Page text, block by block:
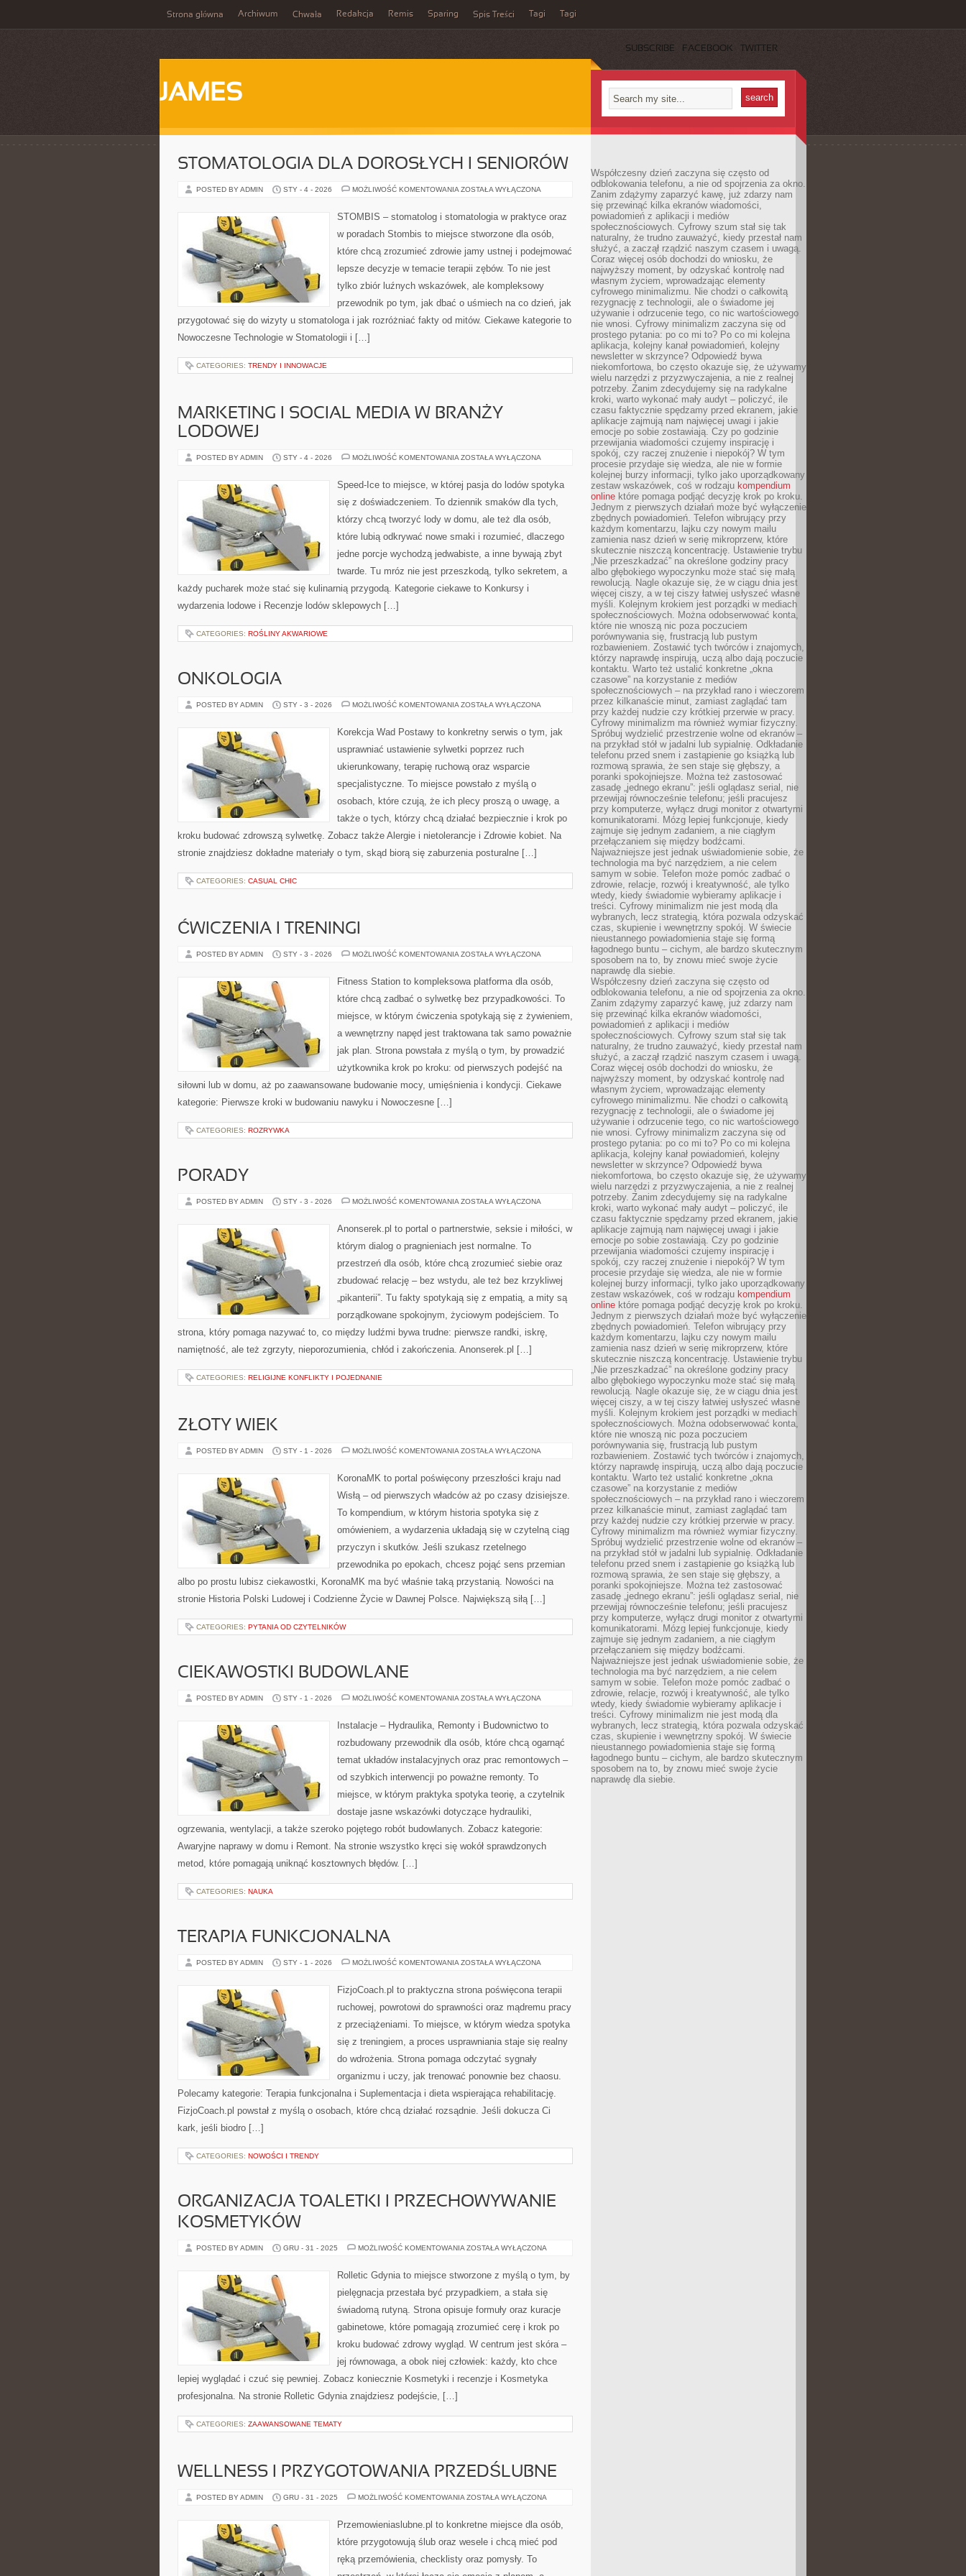
Strona główna Archiwum Chwała Redakcja Remis Sparing Spis Treści Tagi Tagi
SUBSCRIBE FACEBOOK TWITTER
JAMES
STOMATOLOGIA DLA DOROSŁYCH I SENIORÓW
POSTED BY ADMIN STY - 4 - 2026 MOŻLIWOŚĆ KOMENTOWANIA STOMATOLOGIA
SENIORÓW
ZOSTAŁA WYŁĄCZONA
STOMBIS – stomatolog i stomatologia w praktyce oraz
w poradach Stombis to miejsce stworzone dla osób,
które chcą zrozumieć zdrowie jamy ustnej i podejmować
lepsze decyzje w temacie terapii zębów. To nie jest
tylko zbiór luźnych wskazówek, ale kompleksowy
przewodnik po tym, jak dbać o uśmiech na co dzień, jak
przygotować się do wizyty u stomatologa i jak rozróżniać fakty od mitów. Ciekawe kategorie to
Nowoczesne Technologie w Stomatologii i […]
CATEGORIES: TRENDY I INNOWACJE
MARKETING I SOCIAL MEDIA W BRANŻY
LODOWEJ
POSTED BY ADMIN STY - 4 - 2026 MOŻLIWOŚĆ KOMENTOWANIA MARKETING
MEDIA
W
LODOWEJ
ZOSTAŁA WYŁĄCZONA
Speed-Ice to miejsce, w której pasja do lodów spotyka
się z doświadczeniem. To dziennik smaków dla tych,
którzy chcą tworzyć lody w domu, ale też dla osób,
które lubią odkrywać nowe smaki i rozumieć, dlaczego
jedne porcje wychodzą jedwabiste, a inne bywają zbyt
twarde. Tu mróz nie jest przeszkodą, tylko sekretem, a
każdy pucharek może stać się kulinarnią przygodą. Kategorie ciekawe to Konkursy i
wydarzenia lodowe i Recenzje lodów sklepowych […]
CATEGORIES: ROŚLINY AKWARIOWE
ONKOLOGIA
POSTED BY ADMIN STY - 3 - 2026 MOŻLIWOŚĆ KOMENTOWANIA ONKOLOGIA
ZOSTAŁA WYŁĄCZONA
Korekcja Wad Postawy to konkretny serwis o tym, jak
usprawniać ustawienie sylwetki poprzez ruch
ukierunkowany, terapię ruchową oraz wsparcie
specjalistyczne. To miejsce powstało z myślą o
osobach, które czują, że ich plecy proszą o uwagę, a
także o tych, którzy chcą działać bezpiecznie i krok po
kroku budować zdrowszą sylwetkę. Zobacz także Alergie i nietolerancje i Zdrowie kobiet. Na
stronie znajdziesz dokładne materiały o tym, skąd biorą się zaburzenia posturalne […]
CATEGORIES: CASUAL CHIC
ĆWICZENIA I TRENINGI
POSTED BY ADMIN STY - 3 - 2026 MOŻLIWOŚĆ KOMENTOWANIA ĆWICZENIA
ZOSTAŁA WYŁĄCZONA
Fitness Station to kompleksowa platforma dla osób,
które chcą zadbać o sylwetkę bez przypadkowości. To
miejsce, w którym ćwiczenia spotykają się z żywieniem,
a wewnętrzny napęd jest traktowana tak samo poważnie
jak plan. Strona powstała z myślą o tym, by prowadzić
użytkownika krok po kroku: od pierwszych podejść na
siłowni lub w domu, aż po zaawansowane budowanie mocy, umięśnienia i kondycji. Ciekawe
kategorie: Pierwsze kroki w budowaniu nawyku i Nowoczesne […]
CATEGORIES: ROZRYWKA
PORADY
POSTED BY ADMIN STY - 3 - 2026 MOŻLIWOŚĆ KOMENTOWANIA PORADY
ZOSTAŁA WYŁĄCZONA
Anonserek.pl to portal o partnerstwie, seksie i miłości, w
którym dialog o pragnieniach jest normalne. To
przestrzeń dla osób, które chcą zrozumieć siebie oraz
zbudować relację – bez wstydu, ale też bez krzykliwej
„pikanterii”. Tu fakty spotykają się z empatią, a mity są
porządkowane spokojnym, życiowym podejściem. To
strona, który pomaga nazywać to, co między ludźmi bywa trudne: pierwsze randki, iskrę,
namiętność, ale też zgrzyty, nieporozumienia, chłód i zakończenia. Anonserek.pl […]
CATEGORIES: RELIGIJNE KONFLIKTY I POJEDNANIE
ZŁOTY WIEK
POSTED BY ADMIN STY - 1 - 2026 MOŻLIWOŚĆ KOMENTOWANIA ZŁOTY
ZOSTAŁA WYŁĄCZONA
KoronaMK to portal poświęcony przeszłości kraju nad
Wisłą – od pierwszych władców aż po czasy dzisiejsze.
To kompendium, w którym historia spotyka się z
omówieniem, a wydarzenia układają się w czytelną ciąg
przyczyn i skutków. Jeśli szukasz rzetelnego
przewodnika po epokach, chcesz pojąć sens przemian
albo po prostu lubisz ciekawostki, KoronaMK ma być właśnie taką przystanią. Nowości na
stronie Historia Polski Ludowej i Codzienne Życie w Dawnej Polsce. Największą siłą […]
CATEGORIES: PYTANIA OD CZYTELNIKÓW
CIEKAWOSTKI BUDOWLANE
POSTED BY ADMIN STY - 1 - 2026 MOŻLIWOŚĆ KOMENTOWANIA CIEKAWOSTKI
ZOSTAŁA WYŁĄCZONA
Instalacje – Hydraulika, Remonty i Budownictwo to
rozbudowany przewodnik dla osób, które chcą ogarnąć
temat układów instalacyjnych oraz prac remontowych –
od szybkich interwencji po poważne remonty. To
miejsce, w którym praktyka spotyka teorię, a czytelnik
dostaje jasne wskazówki dotyczące hydrauliki,
ogrzewania, wentylacji, a także szeroko pojętego robót budowlanych. Zobacz kategorie:
Awaryjne naprawy w domu i Remont. Na stronie wszystko kręci się wokół sprawdzonych
metod, które pomagają uniknąć kosztownych błędów. […]
CATEGORIES: NAUKA
TERAPIA FUNKCJONALNA
POSTED BY ADMIN STY - 1 - 2026 MOŻLIWOŚĆ KOMENTOWANIA TERAPIA
ZOSTAŁA WYŁĄCZONA
FizjoCoach.pl to praktyczna strona poświęcona terapii
ruchowej, powrotowi do sprawności oraz mądremu pracy
z przeciążeniami. To miejsce, w którym wiedza spotyka
się z treningiem, a proces usprawniania staje się realny
do wdrożenia. Strona pomaga odczytać sygnały
organizmu i uczy, jak trenować ponownie bez chaosu.
Polecamy kategorie: Terapia funkcjonalna i Suplementacja i dieta wspierająca rehabilitację.
FizjoCoach.pl powstał z myślą o osobach, które chcą działać rozsądnie. Jeśli dokucza Ci
kark, jeśli biodro […]
CATEGORIES: NOWOŚCI I TRENDY
ORGANIZACJA TOALETKI I PRZECHOWYWANIE
KOSMETYKÓW
POSTED BY ADMIN GRU - 31 - 2025 MOŻLIWOŚĆ KOMENTOWANIA ORGANIZACJA
PRZECHOWYWANIE
KOSMETYKÓW
ZOSTAŁA WYŁĄCZONA
Rolletic Gdynia to miejsce stworzone z myślą o tym, by
pielęgnacja przestała być przypadkiem, a stała się
świadomą rutyną. Strona opisuje formuły oraz kuracje
gabinetowe, które pomagają zrozumieć cerę i krok po
kroku budować zdrowy wygląd. W centrum jest skóra –
jej równowaga, a obok niej człowiek: każdy, kto chce
lepiej wyglądać i czuć się pewniej. Zobacz koniecznie Kosmetyki i recenzje i Kosmetyka
profesjonalna. Na stronie Rolletic Gdynia znajdziesz podejście, […]
CATEGORIES: ZAAWANSOWANE TEMATY
WELLNESS I PRZYGOTOWANIA PRZEDŚLUBNE
POSTED BY ADMIN GRU - 31 - 2025 MOŻLIWOŚĆ KOMENTOWANIA WELLNESS
PRZEDŚLUBNE
ZOSTAŁA WYŁĄCZONA
Przemowieniaslubne.pl to konkretne miejsce dla osób,
które przygotowują ślub oraz wesele i chcą mieć pod
ręką przemówienia, checklisty oraz pomysły. To
Współczesny dzień zaczyna się często od
odblokowania telefonu, a nie od spojrzenia za okno.
Zanim zdążymy zaparzyć kawę, już zdarzy nam
się przewinąć kilka ekranów wiadomości,
powiadomień z aplikacji i mediów
społecznościowych. Cyfrowy szum stał się tak
naturalny, że trudno zauważyć, kiedy przestał nam
służyć, a zaczął rządzić naszym czasem i uwagą.
Coraz więcej osób dochodzi do wniosku, że
najwyższy moment, by odzyskać kontrolę nad
własnym życiem, wprowadzając elementy
cyfrowego minimalizmu. Nie chodzi o całkowitą
rezygnację z technologii, ale o świadome jej
używanie i odrzucenie tego, co nic wartościowego
nie wnosi. Cyfrowy minimalizm zaczyna się od
prostego pytania: po co mi to? Po co mi kolejna
aplikacja, kolejny kanał powiadomień, kolejny
newsletter w skrzynce? Odpowiedź bywa
niekomfortowa, bo często okazuje się, że używamy
wielu narzędzi z przyzwyczajenia, a nie z realnej
potrzeby. Zanim zdecydujemy się na radykalne
kroki, warto wykonać mały audyt – policzyć, ile
czasu faktycznie spędzamy przed ekranem, jakie
aplikacje zajmują nam najwięcej uwagi i jakie
emocje po sobie zostawiają. Czy po godzinie
przewijania wiadomości czujemy inspirację i
spokój, czy raczej znużenie i niepokój? W tym
procesie przydaje się wiedza, ale nie w formie
kolejnej burzy informacji, tylko jako uporządkowany
zestaw wskazówek, coś w rodzaju kompendium
online które pomaga podjąć decyzję krok po kroku.
Jednym z pierwszych działań może być wyłączenie
zbędnych powiadomień. Telefon wibrujący przy
każdym komentarzu, lajku czy nowym mailu
zamienia nasz dzień w serię mikroprzerw, które
skutecznie niszczą koncentrację. Ustawienie trybu
„Nie przeszkadzać” na określone godziny pracy
albo głębokiego wypoczynku może stać się małą
rewolucją. Nagle okazuje się, że w ciągu dnia jest
więcej ciszy, a w tej ciszy łatwiej usłyszeć własne
myśli. Kolejnym krokiem jest porządki w mediach
społecznościowych. Można odobserwować konta,
które nie wnoszą nic poza poczuciem
porównywania się, frustracją lub pustym
rozbawieniem. Zostawić tych twórców i znajomych,
którzy naprawdę inspirują, uczą albo dają poczucie
kontaktu. Warto też ustalić konkretne „okna
czasowe” na korzystanie z mediów
społecznościowych – na przykład rano i wieczorem
przez kilkanaście minut, zamiast zaglądać tam
przy każdej nudzie czy krótkiej przerwie w pracy.
Cyfrowy minimalizm ma również wymiar fizyczny.
Spróbuj wydzielić przestrzenie wolne od ekranów –
na przykład stół w jadalni lub sypialnię. Odkładanie
telefonu przed snem i zastąpienie go książką lub
rozmową sprawia, że sen staje się głębszy, a
poranki spokojniejsze. Można też zastosować
zasadę „jednego ekranu”: jeśli oglądasz serial, nie
przewijaj równocześnie telefonu; jeśli pracujesz
przy komputerze, wyłącz drugi monitor z otwartymi
komunikatorami. Mózg lepiej funkcjonuje, kiedy
zajmuje się jednym zadaniem, a nie ciągłym
przełączaniem się między bodźcami.
Najważniejsze jest jednak uświadomienie sobie, że
technologia ma być narzędziem, a nie celem
samym w sobie. Telefon może pomóc zadbać o
zdrowie, relacje, rozwój i kreatywność, ale tylko
wtedy, kiedy świadomie wybieramy aplikacje i
treści. Cyfrowy minimalizm nie jest modą dla
wybranych, lecz strategią, która pozwala odzyskać
czas, skupienie i wewnętrzny spokój. W świecie
nieustannego powiadomienia staje się formą
łagodnego buntu – cichym, ale bardzo skutecznym
sposobem na to, by znowu mieć swoje życie
naprawdę dla siebie.
Współczesny dzień zaczyna się często od
odblokowania telefonu, a nie od spojrzenia za okno.
Zanim zdążymy zaparzyć kawę, już zdarzy nam
się przewinąć kilka ekranów wiadomości,
powiadomień z aplikacji i mediów
społecznościowych. Cyfrowy szum stał się tak
naturalny, że trudno zauważyć, kiedy przestał nam
służyć, a zaczął rządzić naszym czasem i uwagą.
Coraz więcej osób dochodzi do wniosku, że
najwyższy moment, by odzyskać kontrolę nad
własnym życiem, wprowadzając elementy
cyfrowego minimalizmu. Nie chodzi o całkowitą
rezygnację z technologii, ale o świadome jej
używanie i odrzucenie tego, co nic wartościowego
nie wnosi. Cyfrowy minimalizm zaczyna się od
prostego pytania: po co mi to? Po co mi kolejna
aplikacja, kolejny kanał powiadomień, kolejny
newsletter w skrzynce? Odpowiedź bywa
niekomfortowa, bo często okazuje się, że używamy
wielu narzędzi z przyzwyczajenia, a nie z realnej
potrzeby. Zanim zdecydujemy się na radykalne
kroki, warto wykonać mały audyt – policzyć, ile
czasu faktycznie spędzamy przed ekranem, jakie
aplikacje zajmują nam najwięcej uwagi i jakie
emocje po sobie zostawiają. Czy po godzinie
przewijania wiadomości czujemy inspirację i
spokój, czy raczej znużenie i niepokój? W tym
procesie przydaje się wiedza, ale nie w formie
kolejnej burzy informacji, tylko jako uporządkowany
zestaw wskazówek, coś w rodzaju kompendium
online które pomaga podjąć decyzję krok po kroku.
Jednym z pierwszych działań może być wyłączenie
zbędnych powiadomień. Telefon wibrujący przy
każdym komentarzu, lajku czy nowym mailu
zamienia nasz dzień w serię mikroprzerw, które
skutecznie niszczą koncentrację. Ustawienie trybu
„Nie przeszkadzać” na określone godziny pracy
albo głębokiego wypoczynku może stać się małą
rewolucją. Nagle okazuje się, że w ciągu dnia jest
więcej ciszy, a w tej ciszy łatwiej usłyszeć własne
myśli. Kolejnym krokiem jest porządki w mediach
społecznościowych. Można odobserwować konta,
które nie wnoszą nic poza poczuciem
porównywania się, frustracją lub pustym
rozbawieniem. Zostawić tych twórców i znajomych,
którzy naprawdę inspirują, uczą albo dają poczucie
kontaktu. Warto też ustalić konkretne „okna
czasowe” na korzystanie z mediów
społecznościowych – na przykład rano i wieczorem
przez kilkanaście minut, zamiast zaglądać tam
przy każdej nudzie czy krótkiej przerwie w pracy.
Cyfrowy minimalizm ma również wymiar fizyczny.
Spróbuj wydzielić przestrzenie wolne od ekranów –
na przykład stół w jadalni lub sypialnię. Odkładanie
telefonu przed snem i zastąpienie go książką lub
rozmową sprawia, że sen staje się głębszy, a
poranki spokojniejsze. Można też zastosować
zasadę „jednego ekranu”: jeśli oglądasz serial, nie
przewijaj równocześnie telefonu; jeśli pracujesz
przy komputerze, wyłącz drugi monitor z otwartymi
komunikatorami. Mózg lepiej funkcjonuje, kiedy
zajmuje się jednym zadaniem, a nie ciągłym
przełączaniem się między bodźcami.
Najważniejsze jest jednak uświadomienie sobie, że
technologia ma być narzędziem, a nie celem
samym w sobie. Telefon może pomóc zadbać o
zdrowie, relacje, rozwój i kreatywność, ale tylko
wtedy, kiedy świadomie wybieramy aplikacje i
treści. Cyfrowy minimalizm nie jest modą dla
wybranych, lecz strategią, która pozwala odzyskać
czas, skupienie i wewnętrzny spokój. W świecie
nieustannego powiadomienia staje się formą
łagodnego buntu – cichym, ale bardzo skutecznym
sposobem na to, by znowu mieć swoje życie
naprawdę dla siebie.